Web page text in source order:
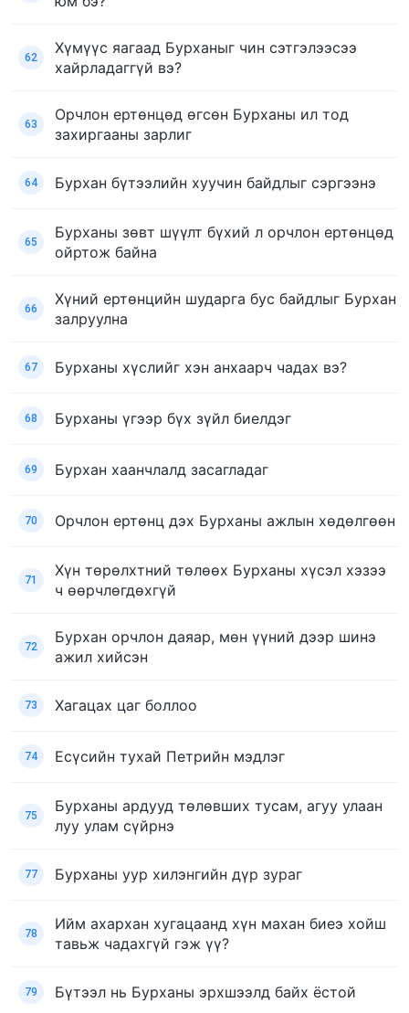
62
Хүмүүс яагаад Бурханыг чин сэтгэлээсээ
хайрладаггүй вэ?
63
Орчлон ертөнцөд өгсөн Бурханы ил тод
захиргааны зарлиг
64 Бурхан бүтээлийн хуучин байдлыг сэргээнэ
65
Бурханы зөвт шүүлт бүхий л орчлон ертөнцөд
ойртож байна
66
Хүний ертөнцийн шударга бус байдлыг Бурхан
залруулна
67 Бурханы хүслийг хэн анхаарч чадах вэ?
68 Бурханы үгээр бүх зүйл биелдэг
69 Бурхан хаанчлалд засагладаг
70 Орчлон ертөнц дэх Бурханы ажлын хөдөлгөөн
71
Хүн төрөлхтний төлөөх Бурханы хүсэл хэзээ
ч өөрчлөгдөхгүй
72
Бурхан орчлон даяар, мөн үүний дээр шинэ
ажил хийсэн
73 Хагацах цаг боллоо
74 Есүсийн тухай Петрийн мэдлэг
75
Бурханы ардууд төлөвших тусам, агуу улаан
луу улам сүйрнэ
77 Бурханы уур хилэнгийн дүр зураг
78
Ийм ахархан хугацаанд хүн махан биеэ хойш
тавьж чадахгүй гэж үү?
79 Бүтээл нь Бурханы эрхшээлд байх ёстой